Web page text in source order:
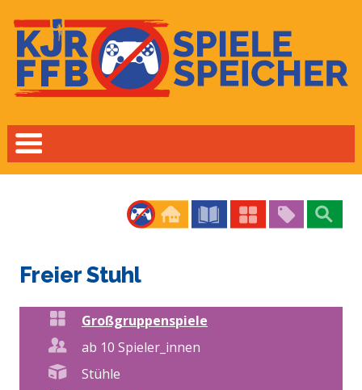
Freier Stuhl
Großgruppenspiele
ab 10 Spieler_innen
Stühle